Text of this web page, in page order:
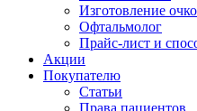
Изготовление
Офтальмолог
Прайс-лист и
Акции
Покупателю
Статьи
Права пациентов